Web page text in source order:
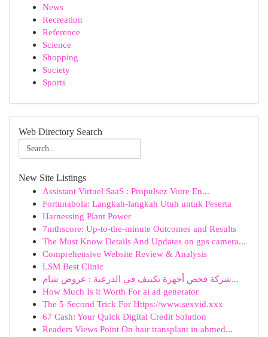
News
Recreation
Reference
Science
Shopping
Society
Sports
Web Directory Search
New Site Listings
Assistant Virtuel SaaS : Propulsez Votre En...
Fortunabola: Langkah-langkah Utuh untuk Peserta
Harnessing Plant Power
7mthscore: Up-to-the-minute Outcomes and Results
The Must Know Details And Updates on gps camera...
Comprehensive Website Review & Analysis
LSM Best Clinic
شركة فحص أجهزة تكييف في الدرعية : عروض شام...
How Much Is it Worth For ai ad generator
The 5-Second Trick For Https://www.sexvid.xxx
67 Cash: Your Quick Digital Credit Solution
Readers Views Point On hair transplant in ahmed...